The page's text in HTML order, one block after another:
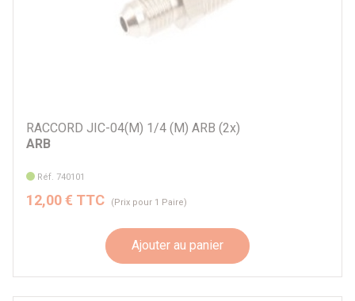
RACCORD JIC-04(M) 1/4 (M) ARB (2x)
ARB
Réf. 740101
12,00 € TTC (Prix pour 1 Paire)
Ajouter au panier